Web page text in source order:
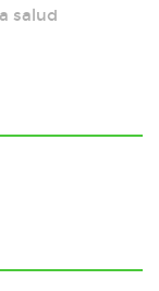
salud